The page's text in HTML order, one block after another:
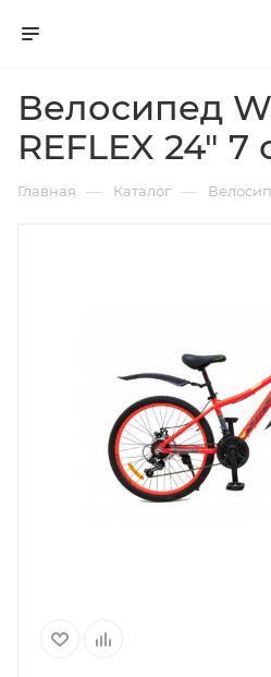
Велосипед
REFLEX 24" 7
Главная — Каталог —